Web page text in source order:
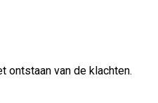
ontstaan van de klachten.